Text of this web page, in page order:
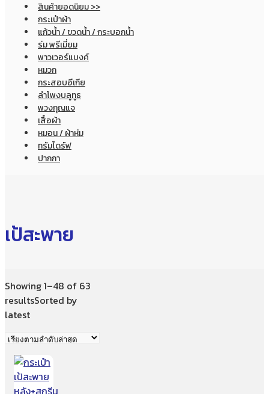
สินค้ายอดนิยม >>
กระเป๋าผ้า
แก้วน้ำ / ขวดน้ำ / กระบอกน้ำ
ร่ม พรีเมี่ยม
พาวเวอร์แบงค์
หมวก
กระสอบอีเกีย
ลำโพงบลูทูธ
พวงกุญแจ
เสื้อผ้า
หมอน / ผ้าห่ม
ทรัมไดร์ฟ
ปากกา
เป้สะพาย
Showing 1–48 of 63
resultsSorted by
latest